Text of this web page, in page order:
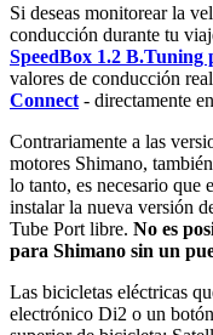
Si deseas monitorear la
conducción durante tu
SpeedBox 1.2 B.Tuning
valores de conducción
Connect - directamente
Contrariamente a las
motores Shimano,
lo tanto, es necesario que
instalar la nueva versión
Tube Port libre. No es
para Shimano sin un
Las bicicletas eléctricas
electrónico Di2 o un